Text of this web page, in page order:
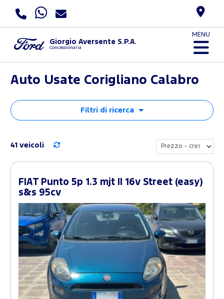
Giorgio Aversente S.P.A.
Concessionaria
MENU
Auto Usate Corigliano Calabro
Filtri di ricerca
41 veicoli
FIAT Punto 5p 1.3 mjt II 16v Street (easy)
s&s 95cv